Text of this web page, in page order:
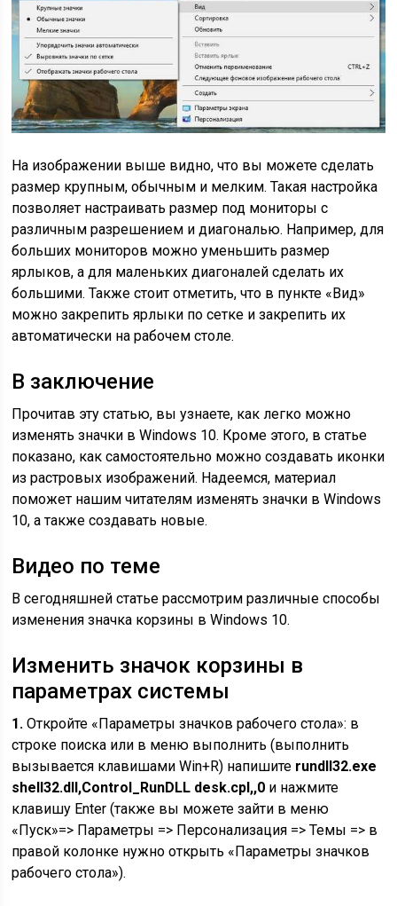
На изображении выше видно, что вы можете сделать
размер крупным, обычным и мелким. Такая настройка
позволяет настраивать размер под мониторы с
различным разрешением и диагональю. Например, для
больших мониторов можно уменьшить размер
ярлыков, а для маленьких диагоналей сделать их
большими. Также стоит отметить, что в пункте «Вид»
можно закрепить ярлыки по сетке и закрепить их
автоматически на рабочем столе.
В заключение
Прочитав эту статью, вы узнаете, как легко можно
изменять значки в Windows 10. Кроме этого, в статье
показано, как самостоятельно можно создавать иконки
из растровых изображений. Надеемся, материал
поможет нашим читателям изменять значки в Windows
10, а также создавать новые.
Видео по теме
В сегодняшней статье рассмотрим различные способы
изменения значка корзины в Windows 10.
Изменить значок корзины в
параметрах системы
1. Откройте «Параметры значков рабочего стола»: в
строке поиска или в меню выполнить (выполнить
вызывается клавишами Win+R) напишите rundll32.exe
shell32.dll,Control_RunDLL desk.cpl,,0 и нажмите
клавишу Enter (также вы можете зайти в меню
«Пуск»=> Параметры => Персонализация => Темы => в
правой колонке нужно открыть «Параметры значков
рабочего стола»).